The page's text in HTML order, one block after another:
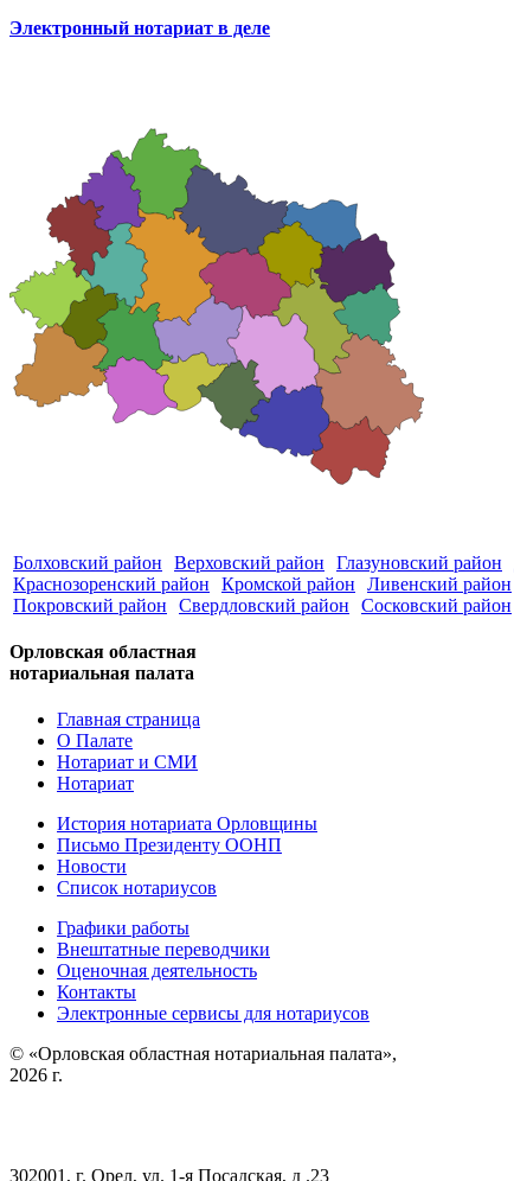
Электронный нотариат в деле
Болховский район Верховский район Глазуновский район
Краснозоренский район
Кромской район Ливенский район
Покровский район
Свердловский район Сосковский район
Орловская областная
нотариальная палата
Главная страница
О Палате
Нотариат и СМИ
Нотариат
История нотариата Орловщины
Письмо Президенту ООНП
Новости
Список нотариусов
Графики работы
Внештатные переводчики
Оценочная деятельность
Контакты
Электронные сервисы для нотариусов
© «Орловская областная нотариальная палата»,
2026 г.
302001, г. Орел, ул. 1-я Посадская, д .23